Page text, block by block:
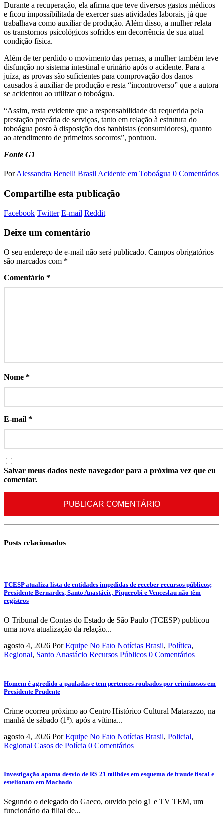
Durante a recuperação, ela afirma que teve diversos gastos médicos
e ficou impossibilitada de exercer suas atividades laborais, já que
trabalhava como auxiliar de produção. Além disso, a mulher relata
os transtornos psicológicos sofridos em decorrência de sua atual
condição física.
Além de ter perdido o movimento das pernas, a mulher também teve
disfunção no sistema intestinal e urinário após o acidente. Para a
juíza, as provas são suficientes para comprovação dos danos
causados à auxiliar de produção e resta “incontroverso” que a autora
se acidentou ao utilizar o toboágua.
“Assim, resta evidente que a responsabilidade da requerida pela
prestação precária de serviços, tanto em relação à estrutura do
toboágua posto à disposição dos banhistas (consumidores), quanto
ao atendimento de primeiros socorros”, pontuou.
Fonte G1
Por Alessandra Benelli Brasil Acidente em Toboágua 0 Comentários
Compartilhe esta publicação
Facebook Twitter E-mail Reddit
Deixe um comentário
O seu endereço de e-mail não será publicado. Campos obrigatórios
são marcados com *
Comentário *
Nome *
E-mail *
Salvar meus dados neste navegador para a próxima vez que eu
comentar.
Posts relacionados
TCESP atualiza lista de entidades impedidas de receber recursos públicos;
Presidente Bernardes, Santo Anastácio, Piquerobi e Venceslau não têm
registros
O Tribunal de Contas do Estado de São Paulo (TCESP) publicou
uma nova atualização da relação...
agosto 4, 2026 Por Equipe No Fato Notícias Brasil, Política,
Regional, Santo Anastácio Recursos Públicos 0 Comentários
Homem é agredido a pauladas e tem pertences roubados por criminosos em
Presidente Prudente
Crime ocorreu próximo ao Centro Histórico Cultural Matarazzo, na
manhã de sábado (1º), após a vítima...
agosto 4, 2026 Por Equipe No Fato Notícias Brasil, Policial,
Regional Casos de Polícia 0 Comentários
Investigação aponta desvio de R$ 21 milhões em esquema de fraude fiscal e
estelionato em Machado
Segundo o delegado do Gaeco, ouvido pelo g1 e TV TEM, um
funcionário da filial de...